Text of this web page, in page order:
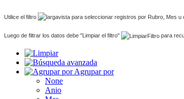
Utilice el filtro para seleccionar registros por Rubro, Mes u
Luego de filtrar los datos debe "Limpiar el filtro" para
Agrupar por
None
Anio